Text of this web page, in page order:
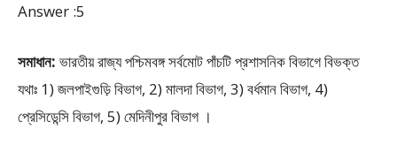
Answer :5
সমাধান: ভারতীয় রাজ্য পশ্চিমবঙ্গ সর্বমোট পাঁচটি প্রশাসনিক বিভাগে বিভক্ত
যথাঃ 1) জলপাইগুড়ি বিভাগ, 2) মালদা বিভাগ, 3) বর্ধমান বিভাগ, 4)
প্রেসিডেন্সি বিভাগ, 5) মেদিনীপুর বিভাগ ।